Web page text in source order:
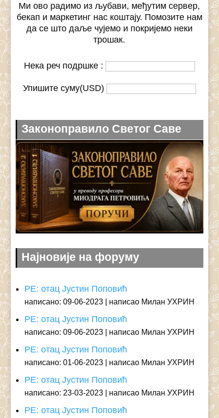
Ми ово радимо из љубави, међутим сервер,
бекап и маркетинг нас коштају. Помозите нам
да се што даље чујемо и покријемо неки
трошак.
Нека реч подршке :
Упишите суму(USD)
Законоправило Светог Саве
Најновије на форуму
РЕ: отац Јустин Поповић
написано: 09-06-2023 написао Милан УХРИН
РЕ: отац Јустин Поповић
написано: 09-06-2023 написао Милан УХРИН
РЕ: отац Јустин Поповић
написано: 01-06-2023 написао Милан УХРИН
РЕ: отац Јустин Поповић
написано: 23-03-2023 написао Милан УХРИН
РЕ: отац Јустин Поповић